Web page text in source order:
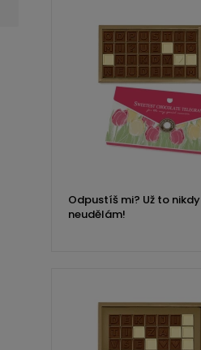
Odpustíš mi? Už to nikdy
neudělám!